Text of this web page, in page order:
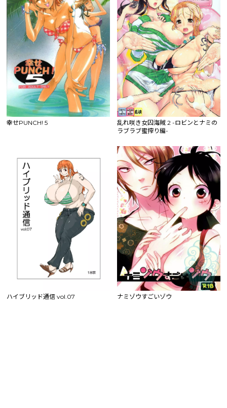
幸せPUNCH! 5
乱れ咲き女囚海賊 2 -ロビンとナミの
ラブラブ蜜搾り編-
ハイブリッド通信 vol.07 ナミゾウすごいゾウ